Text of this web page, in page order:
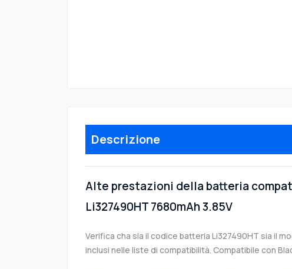
Descrizione
Alte prestazioni della batteria
Li327490HT 7680mAh 3.85V
Verifica cha sia il codice batteria Li327490HT sia il
inclusi nelle liste di compatibilità. Compatibile con